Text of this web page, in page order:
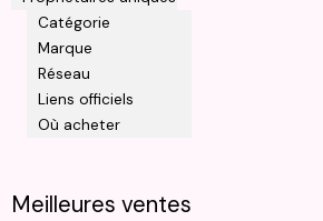
Catégorie
Marque
Réseau
Liens officiels
Où acheter
Meilleures ventes